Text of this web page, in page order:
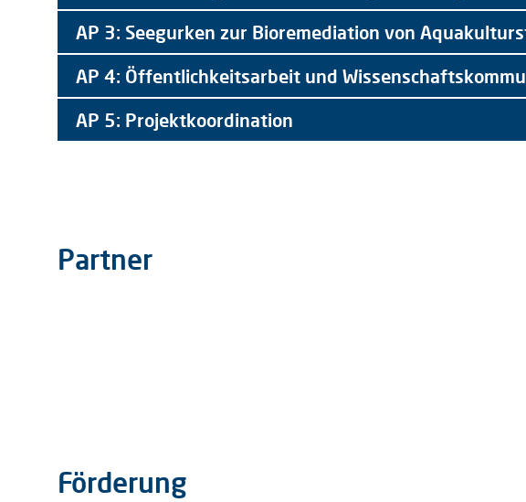
AP 3: Seegurken zur Bioremediation von
AP 4: Öffentlichkeitsarbeit und
AP 5: Projektkoordination
Partner
Förderung